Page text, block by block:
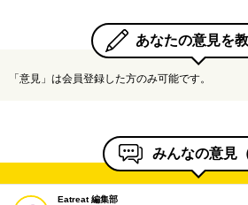
あなたの意見を
「意見」は会員登録した方のみ可能です。
みんなの意見
Eatreat 編集部